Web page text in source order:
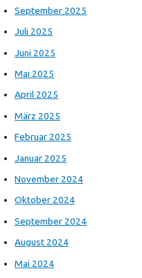
September 2025
Juli 2025
Juni 2025
Mai 2025
April 2025
März 2025
Februar 2025
Januar 2025
November 2024
Oktober 2024
September 2024
August 2024
Mai 2024